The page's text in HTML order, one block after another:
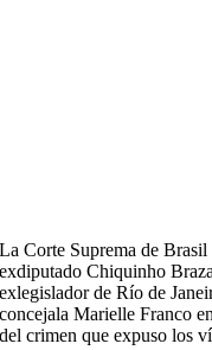
La Corte Suprema de
exdiputado Chiquinho
exlegislador de Río de
concejala Marielle Franco
del crimen que expuso los